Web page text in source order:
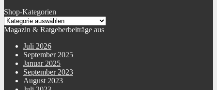
Shop-Kategorien
Magazin & Ratgeberbeiträge aus
Juli 2026
September 2025
Januar 2025
September 2023
August 2023